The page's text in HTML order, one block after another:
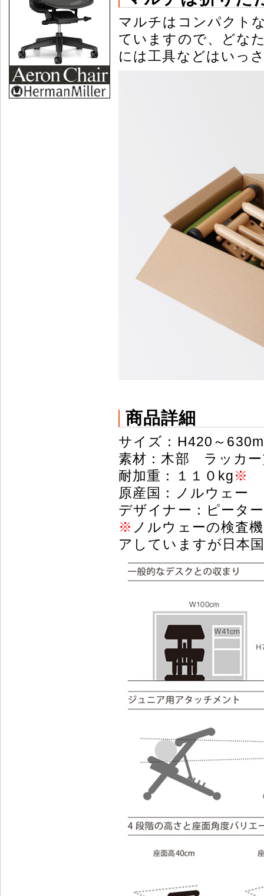
マルチはコンパクト
ていますので、どな
には工具などはいっ
商品詳細
サイズ：H420～
素材：木部 ラッカー
耐加重：１１０kg※
原産国：ノルウェー
デザイナー：ピータ
※ ノルウェーの検査
アしていますが日本